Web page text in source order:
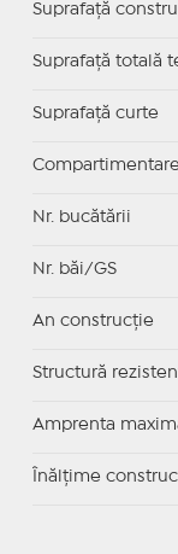
Suprafaţă
Suprafață totală
Suprafaţă curte
Compartimentare
Nr. bucătării
Nr. băi/GS
An construcție
Structură
Amprenta
Înălțime